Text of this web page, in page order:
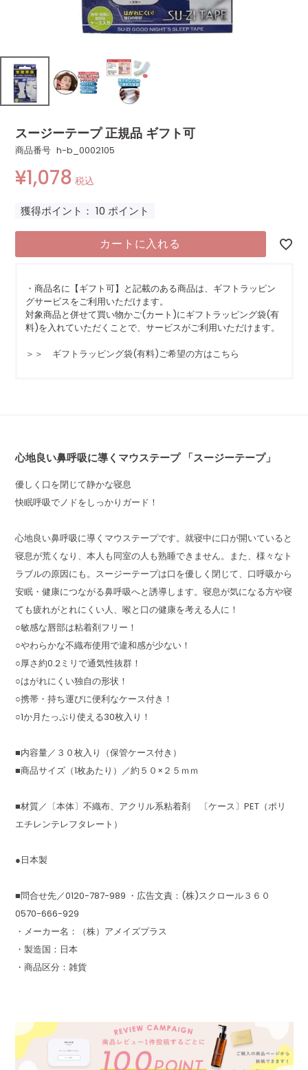
スージーテープ 正規品 ギフト可
商品番号 h-b_0002105
¥1,078 税込
獲得ポイント： 10 ポイント
カートに入れる
・商品名に【ギフト可】と記載のある商品は、ギフトラッピン
グサービスをご利用いただけます。
対象商品と併せて買い物かご(カート)にギフトラッピング袋(有
料)を入れていただくことで、サービスがご利用いただけます。
＞＞ ギフトラッピング袋(有料)ご希望の方はこちら
心地良い鼻呼吸に導くマウステープ 「スージーテープ」
優しく口を閉じて静かな寝息
快眠呼吸でノドをしっかりガード！
心地良い鼻呼吸に導くマウステープです。就寝中に口が開いていると
寝息が荒くなり、本人も同室の人も熟睡できません。また、様々なト
ラブルの原因にも。スージーテープは口を優しく閉じて、口呼吸から
安眠・健康につながる鼻呼吸へと誘導します。寝息が気になる方や寝
ても疲れがとれにくい人、喉と口の健康を考える人に！
○敏感な唇部は粘着剤フリー！
○やわらかな不織布使用で違和感が少ない！
○厚さ約0.2ミリで通気性抜群！
○はがれにくい独自の形状！
○携帯・持ち運びに便利なケース付き！
○1か月たっぷり使える30枚入り！
■内容量／３０枚入り（保管ケース付き）
■商品サイズ（1枚あたり）／約５０×２５ｍｍ
■材質／〔本体〕不織布、アクリル系粘着剤 〔ケース〕PET（ポリ
エチレンテレフタレート）
●日本製
■問合せ先／0120-787-989 ・広告文責：(株)スクロール３６０
0570-666-929
・メーカー名：（株）アメイズプラス
・製造国：日本
・商品区分：雑貨